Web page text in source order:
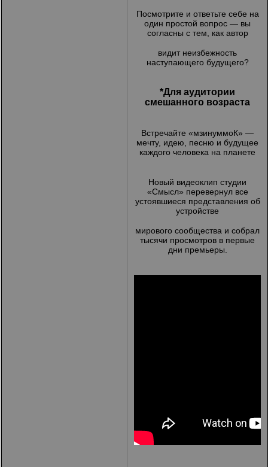
Посмотрите и ответьте себе на
один простой вопрос — вы
согласны с тем, как автор
видит неизбежность
наступающего будущего?
*Для аудитории
смешанного возраста
Встречайте «мзинуммоК» —
мечту, идею, песню и будущее
каждого человека на планете
Новый видеоклип студии
«Смысл» перевернул все
устоявшиеся представления об
устройстве
мирового сообщества и собрал
тысячи просмотров в первые
дни премьеры.